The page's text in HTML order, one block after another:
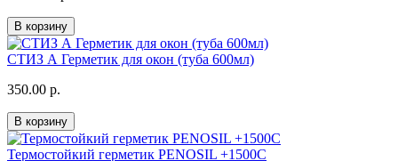
В корзину
СТИЗ А Герметик для окон (туба 600мл)
350.00 р.
В корзину
Термостойкий герметик PENOSIL +1500C